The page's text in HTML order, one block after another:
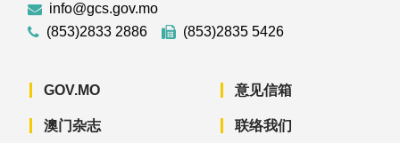
info@gcs.gov.mo
(853)2833 2886
(853)2835 5426
GOV.MO
澳门杂志
意见信箱
联络我们